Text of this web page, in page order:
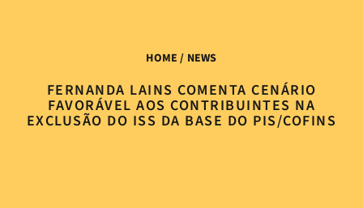
HOME / NEWS
FERNANDA LAINS COMENTA CENÁRIO
FAVORÁVEL AOS CONTRIBUINTES NA
EXCLUSÃO DO ISS DA BASE DO PIS/COFINS